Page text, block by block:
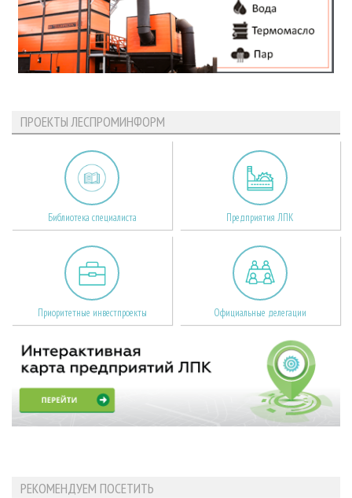
ПРОЕКТЫ ЛЕСПРОМИНФОРМ
Библиотека специалиста Предприятия ЛПК
Приоритетные инвестпроекты Официальные делегации
РЕКОМЕНДУЕМ ПОСЕТИТЬ